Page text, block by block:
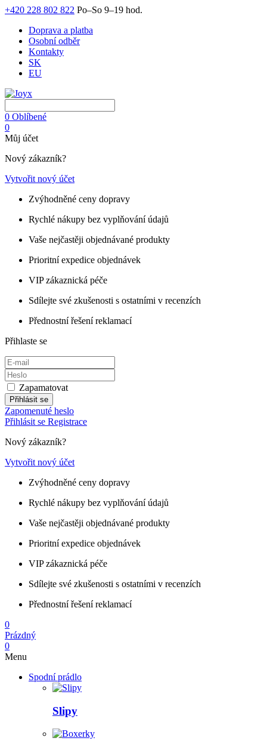
+420 228 802 822 Po–So 9–19 hod.
Doprava a platba
Osobní odběr
Kontakty
SK
EU
0 Oblíbené
0
Můj účet
Nový zákazník?
Vytvořit nový účet
Zvýhodněné ceny dopravy
Rychlé nákupy bez vyplňování údajů
Vaše nejčastěji objednávané produkty
Prioritní expedice objednávek
VIP zákaznická péče
Sdílejte své zkušenosti s ostatními v recenzích
Přednostní řešení reklamací
Přihlaste se
Zapamatovat
Přihlásit se
Zapomenuté heslo
Přihlásit se Registrace
Nový zákazník?
Vytvořit nový účet
Zvýhodněné ceny dopravy
Rychlé nákupy bez vyplňování údajů
Vaše nejčastěji objednávané produkty
Prioritní expedice objednávek
VIP zákaznická péče
Sdílejte své zkušenosti s ostatními v recenzích
Přednostní řešení reklamací
0
Prázdný
0
Menu
Spodní prádlo
Slipy